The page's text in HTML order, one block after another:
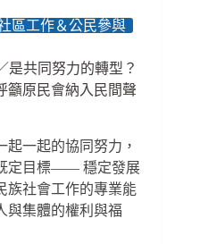
區工作＆公民參與
是共同努力的轉型？
籲原民會納入民間聲
起一起的協同努力，
定目標—— 穩定發展
族社會工作的專業能
與集體的權利與福